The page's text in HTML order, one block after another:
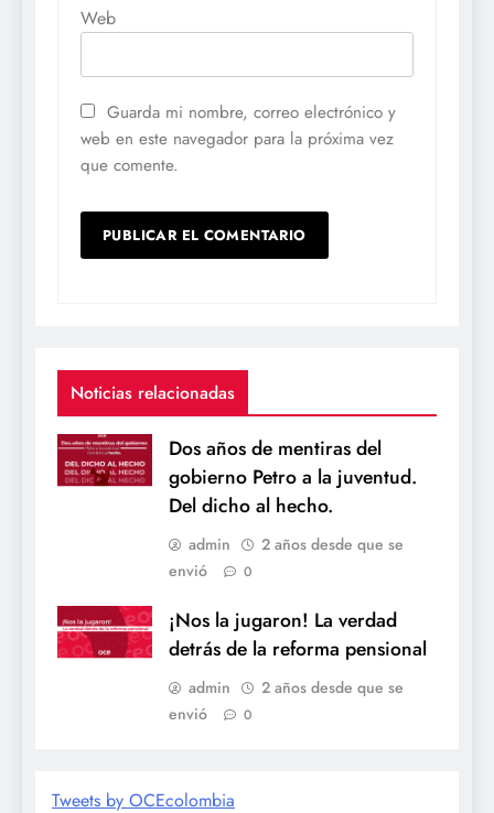
Web
Guarda mi nombre, correo electrónico y
web en este navegador para la próxima vez
que comente.
Noticias relacionadas
Dos años de mentiras del
gobierno Petro a la juventud.
Del dicho al hecho.
admin
2 años desde que se
envió
0
¡Nos la jugaron! La verdad
detrás de la reforma pensional
admin
2 años desde que se
envió
0
Tweets by OCEcolombia